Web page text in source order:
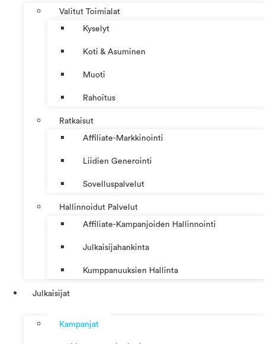
Valitut Toimialat
Kyselyt
Koti & Asuminen
Muoti
Rahoitus
Ratkaisut
Affiliate-Markkinointi
Liidien Generointi
Sovelluspalvelut
Hallinnoidut Palvelut
Affiliate-Kampanjoiden Hallinnointi
Julkaisijahankinta
Kumppanuuksien Hallinta
Julkaisijat
Kampanjat